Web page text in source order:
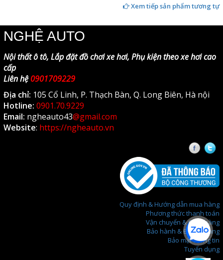
Xem tiếp sản phẩm tương tự
NGHỆ AUTO
Nội thất ô tô, Lắp đặt đồ chơi xe hơi, Phụ kiện theo xe hơi cao
cấp
Liên hệ 0901709229
Địa chỉ: 105 Cổ Linh, P. Thạch Bàn, Q. Long Biên, Hà nội
Hotline: 0901.70.9229
Email: ngheauto43@gmail.com
Website: https://ngheauto.vn
Quy định & Hướng dẫn mua hàng
Phương thức thanh toán
Vận chuyển & Giao hàng
Bảo hành & Đổi trả hàng
Bảo mật thông tin
Tuyển dụng